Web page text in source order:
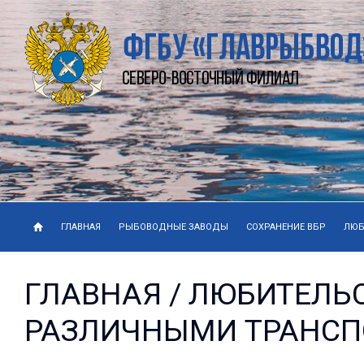
ГЛАВНАЯ РЫБОВОДНЫЕ ЗАВОДЫ СОХРАНЕНИЕ ВБР
ГЛАВНАЯ /
РАЗЛИЧНЫМИ